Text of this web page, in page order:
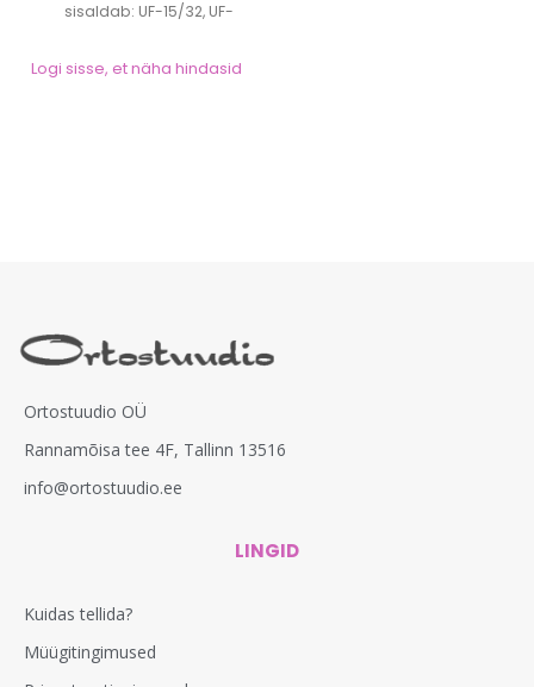
sisaldab: UF-15/32, UF-
Logi sisse, et näha hindasid
Ortostuudio OÜ
Rannamõisa tee 4F, Tallinn 13516
info@ortostuudio.ee
LINGID
Kuidas tellida?
Müügitingimused